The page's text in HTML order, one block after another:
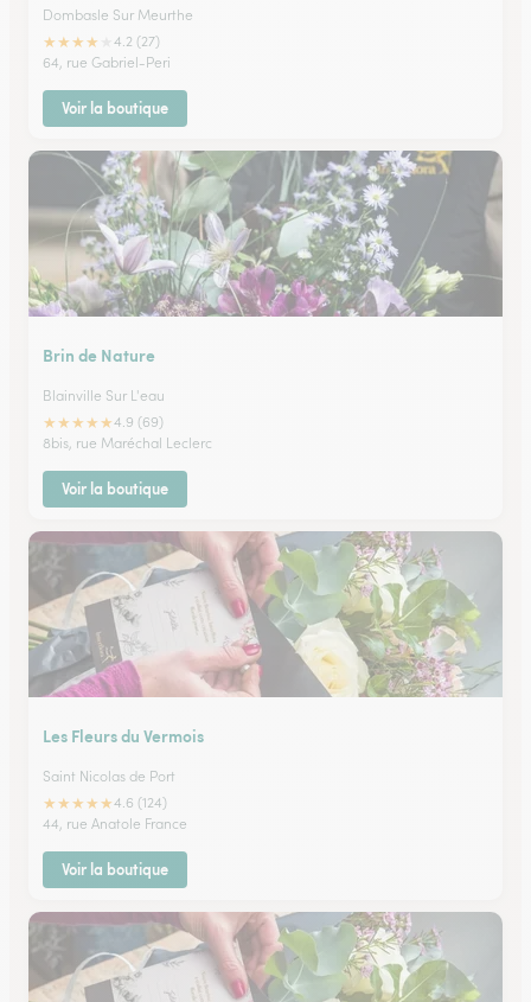
Dombasle Sur Meurthe
★★★★
4.2 (27)
64, rue Gabriel-Peri
Voir la boutique
Brin de Nature
Blainville Sur L'eau
★★★★★4.9 (69)
8bis, rue Maréchal Leclerc
Voir la boutique
Les Fleurs du Vermois
Saint Nicolas de Port
★★★★★4.6 (124)
44, rue Anatole France
Voir la boutique